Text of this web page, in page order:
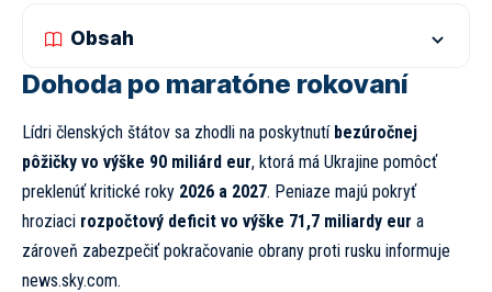
Obsah
Dohoda po maratóne rokovaní
Lídri členských štátov sa zhodli na poskytnutí bezúročnej
pôžičky vo výške 90 miliárd eur, ktorá má Ukrajine pomôcť
preklenúť kritické roky 2026 a 2027. Peniaze majú pokryť
hroziaci rozpočtový deficit vo výške 71,7 miliardy eur a
zároveň zabezpečiť pokračovanie obrany proti rusku informuje
news.sky.com.